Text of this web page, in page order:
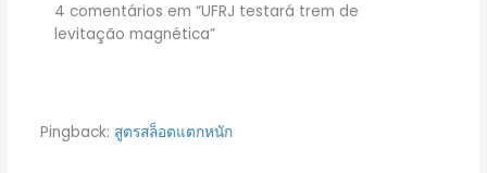
4 comentários em “UFRJ testará trem de
levitação magnética”
Pingback: สูตรสล็อตแตกหนัก